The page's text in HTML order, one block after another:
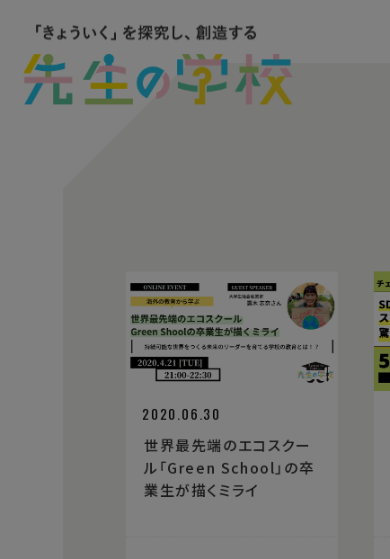
2020.06.30
世界最先端のエコスクー
ル「Green School」の卒
業生が描くミライ